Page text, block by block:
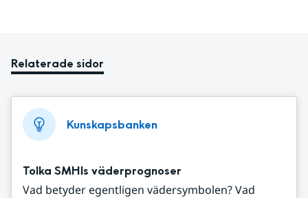
Relaterade sidor
Kunskapsbanken
Tolka SMHIs väderprognoser
Vad betyder egentligen vädersymbolen? Vad